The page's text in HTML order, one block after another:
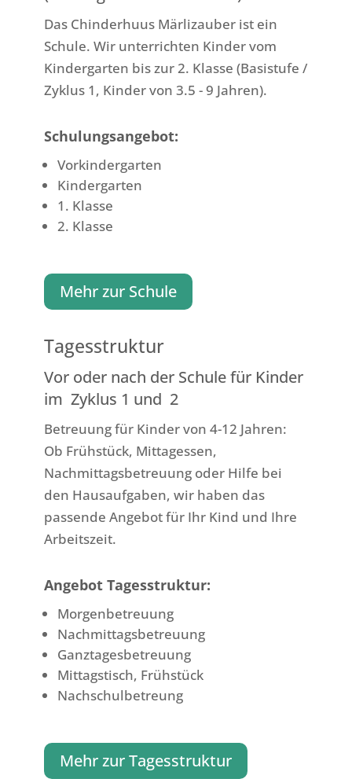
Das Chinderhuus Märlizauber ist ein
Schule. Wir unterrichten Kinder vom
Kindergarten bis zur 2. Klasse (Basistufe /
Zyklus 1, Kinder von 3.5 - 9 Jahren).
Schulungsangebot:
Vorkindergarten
Kindergarten
1. Klasse
2. Klasse
Mehr zur Schule
Tagesstruktur
Vor oder nach der Schule für Kinder
im Zyklus 1 und 2
Betreuung für Kinder von 4-12 Jahren:
Ob Frühstück, Mittagessen,
Nachmittagsbetreuung oder Hilfe bei
den Hausaufgaben, wir haben das
passende Angebot für Ihr Kind und Ihre
Arbeitszeit.
Angebot Tagesstruktur:
Morgenbetreuung
Nachmittagsbetreuung
Ganztagesbetreuung
Mittagstisch, Frühstück
Nachschulbetreung
Mehr zur Tagesstruktur